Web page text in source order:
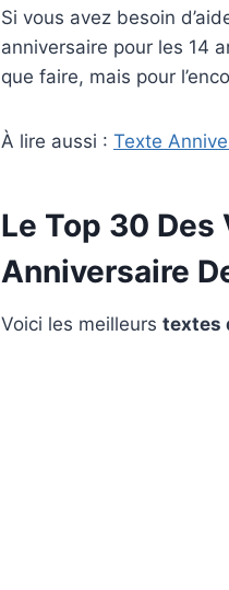
Si vous avez besoin
anniversaire pour les 14
que faire, mais pour
À lire aussi : Texte
Le Top 30
Anniversaire
Voici les meilleurs textes